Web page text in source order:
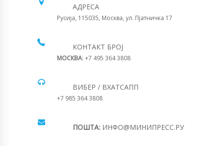
АДРЕСА
Русија, 115035, Москва, ул. Пјатничка 17
КОНТАКТ БРОЈ
МОСКВА: +7 495 364 3808
ВИБЕР / ВХАТСАПП
+7 985 364 3808
ПОШТА: ИНФО@МИНИПРЕСС.РУ